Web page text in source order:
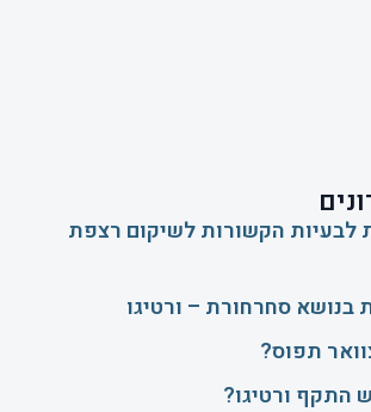
לבעיות הקשורות לשיקום רצפת
בנושא סחרחורת – ורטיגו
תפוס?
התקף ורטיגו?